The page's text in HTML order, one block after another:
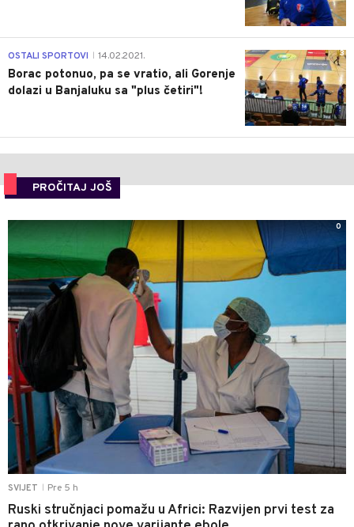
3
OSTALI SPORTOVI 14.02.2021.
Borac potonuo, pa se vratio, ali Gorenje
dolazi u Banjaluku sa "plus četiri"!
PROČITAJ JOŠ
SVIJET Pre 5 h
Ruski stručnjaci pomažu u Africi: Razvijen prvi test za
0